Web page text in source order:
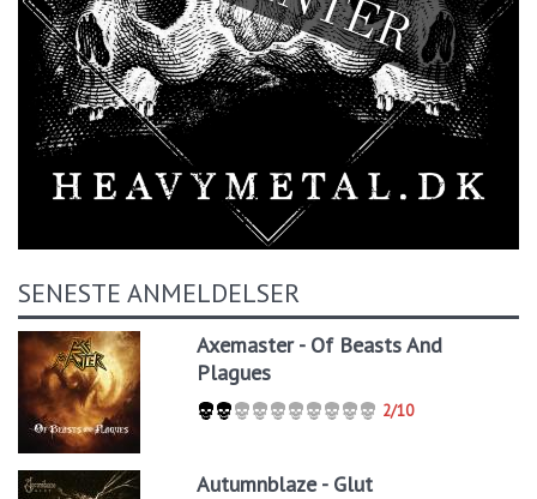
SENESTE ANMELDELSER
Axemaster - Of Beasts And
Plagues
2/10
Autumnblaze - Glut